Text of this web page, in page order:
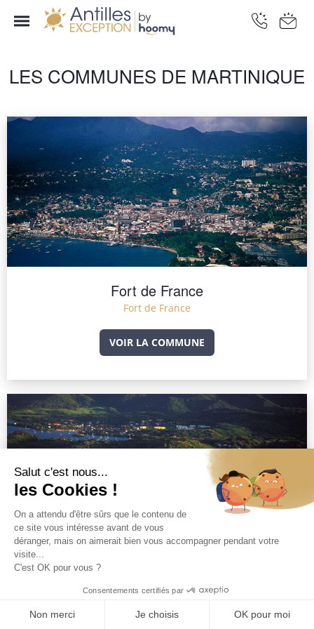
LES COMMUNES DE MARTINIQUE
Fort de France
Fort de France
VOIR LA COMMUNE
Trois Ilets
VOIR LA COMMUNE